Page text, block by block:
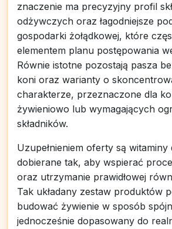
znaczenie ma precyzyjny profil
odżywczych oraz łagodniejsze
gospodarki żołądkowej, które
elementem planu postępowania
Równie istotne pozostają pasza
koni oraz warianty o
charakterze, przeznaczone dla
żywieniowo lub wymagających
składników.
Uzupełnieniem oferty są witaminy
dobierane tak, aby wspierać
oraz utrzymanie prawidłowej
Tak układany zestaw produktów
budować żywienie w sposób
jednocześnie dopasowany do